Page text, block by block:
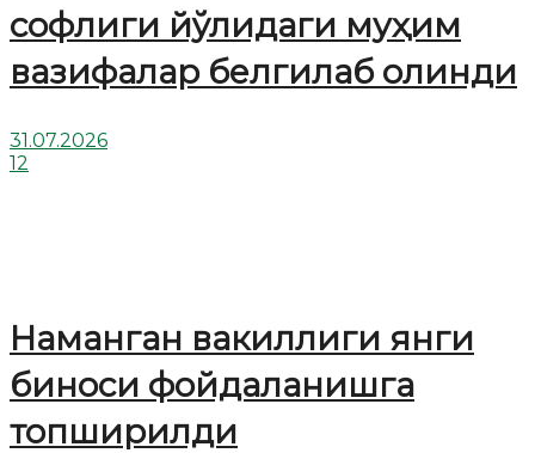
софлиги йўлидаги муҳим
вазифалар белгилаб олинди
31.07.2026
12
Наманган вакиллиги янги
биноси фойдаланишга
топширилди